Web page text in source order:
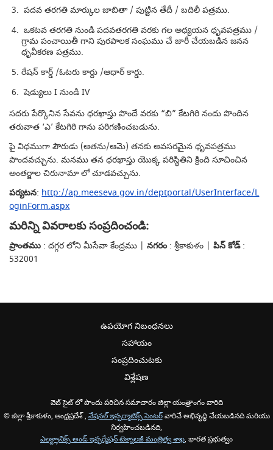
పదవ తరగతి మార్కుల జాబితా / పుట్టిన తేదీ / బదిలీ పత్రము.
ఒకటవ తరగతి నుండి పదవతరగతి వరకు గల అధ్యయన ధృవపత్రము /
గ్రామ పంచాయితీ గాని పురపాలక సంఘము చే జారీ చేయబడిన జనన
ధృవీకరణ పత్రము.
రేషన్ కార్డ్ /ఓటరు కార్దు /ఆధార్ కార్డు.
షెడ్యులు I నుండి IV
సదరు పేర్కొనిన సేవను ధరఖాస్తు పొందే వరకు “బి” కేటగిరి నందు పొందిన
తరువాత ‘ఎ’ కేటగిరి గాను పరిగణించబడును.
పై విధముగా పౌరుడు (ఆతను/ఆమె) తనకు అవసరమైన ధృవపత్రము
పొందవచ్చును. మనము తన ధరఖాస్తు యొక్క పరిస్థితిని క్రింది సూచించిన
అంతర్జాల చిరునామా లో చూడవచ్చును.
పర్యటన: http://ap.meeseva.gov.in/deptportal/UserInterface/L
oginForm.aspx
మరిన్ని వివరాలకు సంప్రదించండి:
ప్రాంతము : దగ్గర లోని మీసేవా కేంద్రము |నగరం: శ్రీకాకుళం |పిన్ కోడ్:
532001
ఉపయోగ నిబంధనలు
సహాయం
సంప్రదించుటకు
విశ్లేషణ
వెబ్ సైట్ లో పొందు పరిచిన సమాచారం జిల్లా యంత్రాంగం వారిది
© జిల్లా శ్రీకాకుళం, ఆంధ్రప్రదేశ్ , నేషనల్ ఇన్ఫర్మాటిక్స్ సెంటర్వారిచే అభివృద్ధి చేయబడినది మరియు
నిర్వహించబడినది,
ఎలక్ట్రానిక్స్ అండ్ ఇన్ఫర్మేషన్ టెక్నాలజీ మంత్రిత్వ శాఖ, భారత ప్రభుత్వం